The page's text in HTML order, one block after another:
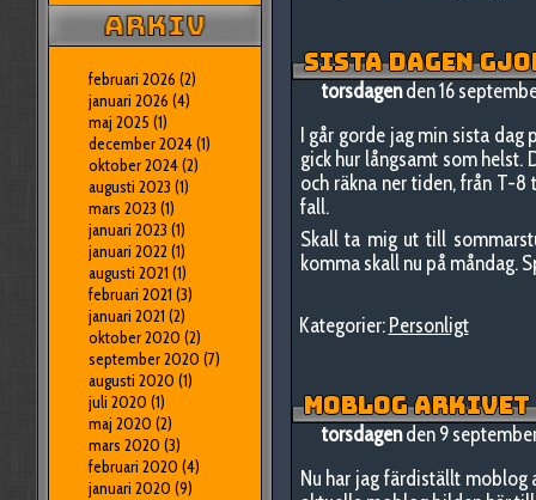
februari 2026 (2)
januari 2026 (4)
maj 2025 (1)
december 2024(1)
oktober 2024(2)
augusti 2023 (1)
mars 2023 (1)
januari 2023 (1)
januari 2022 (1)
augusti 2021 (1)
februari 2021 (3)
januari 2021 (2)
oktober 2020 (2)
september 2020 (7)
augusti 2020 (1)
juli 2020 (1)
maj 2020 (2)
mars 2020 (3)
februari 2020 (4)
januari 2020 (9)
SISTA DAGEN
torsdagenden 16
I går gorde jag min sista dag
gick hur långsamt som
och räkna ner tiden, från T-
fall.
Skall ta mig ut till
komma skall nu på måndag.
Kategorier:Personligt
MOBLOG
torsdagenden 9
Nu har jag färdiställt moblog